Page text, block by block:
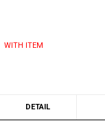
WITH ITEM
DETAIL